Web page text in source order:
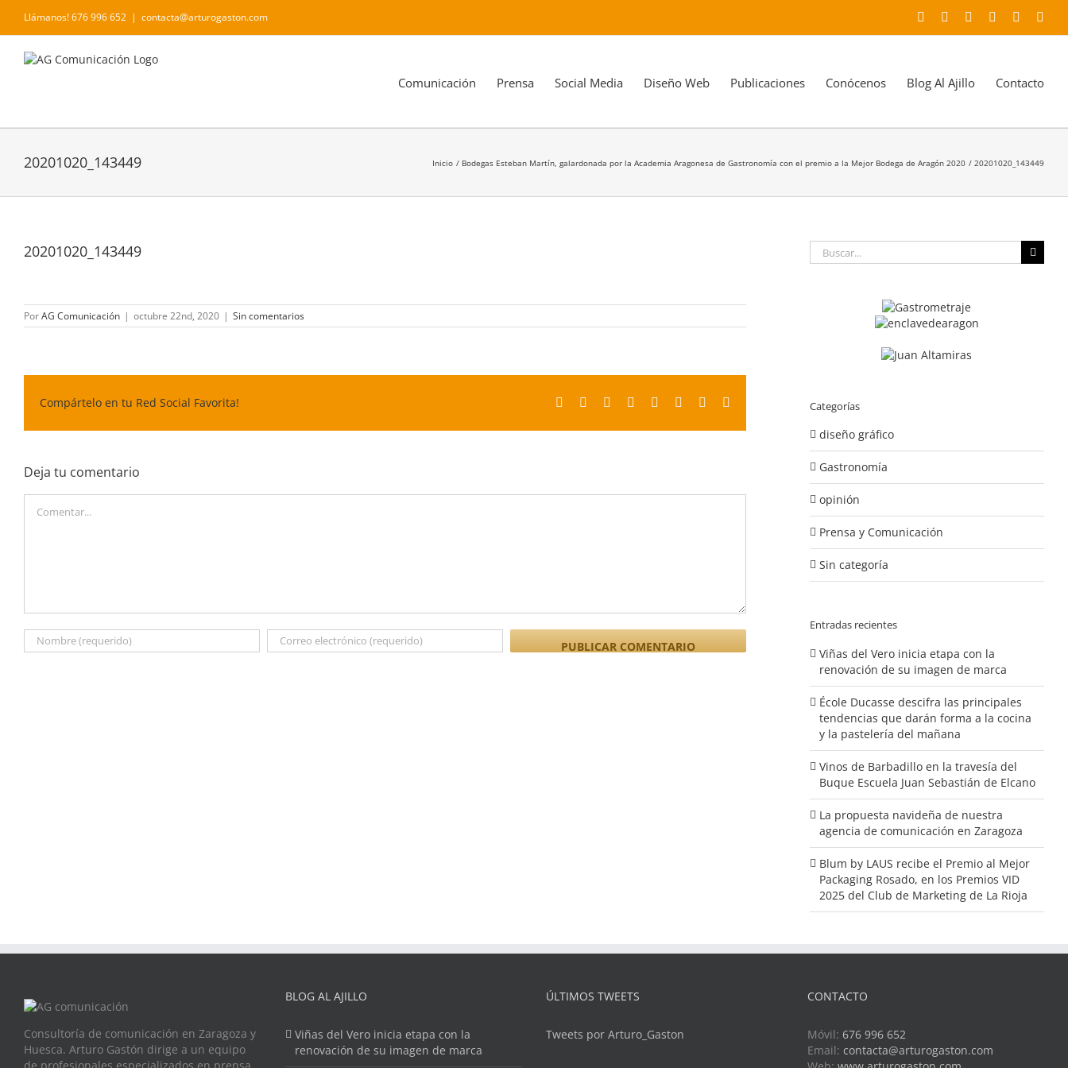
contenido
Llámanos! 676 996 652 | contacta@arturogaston.com Facebook YouTubeInstagramLinkedIn
Comunicación Prensa Social Media Diseño Web Publicaciones Conócenos Blog Al Ajillo Contacto
20201020_143449 Inicio Bodegas Esteban Martín, galardonada por la Academia Aragonesa de Gastronomía con el premio a la Mejor Bodega de Aragón 2020 20201020_143449
20201020_143449
PorAG Comunicación | octubre 22nd, 2020 | Sin comentarios
Compártelo en tu Red Social Favorita! Facebook Reddit LinkedIn
TumblrPinterest
Deja tu comentario
Buscar:
Categorías
diseño gráfico
Gastronomía
opinión
Prensa y Comunicación
Sin categoría
Entradas recientes
Viñas del Vero inicia etapa con la
renovación de su imagen de marca
École Ducasse descifra las principales
tendencias que darán forma a la cocina
y la pastelería del mañana
Vinos de Barbadillo en la travesía del
Buque Escuela Juan Sebastián de Elcano
La propuesta navideña de nuestra
agencia de comunicación en Zaragoza
Blum by LAUS recibe el Premio al Mejor
Packaging Rosado, en los Premios VID
2025 del Club de Marketing de La Rioja
Consultoría de comunicación en Zaragoza y
Huesca. Arturo Gastón dirige a un equipo
de profesionales especializados en prensa,
BLOG AL AJILLO
Viñas del Vero inicia etapa con la
renovación de su imagen de marca
ÚLTIMOS TWEETS
Tweets por Arturo_Gaston
CONTACTO
Móvil: 676 996 652
Email: contacta@arturogaston.com